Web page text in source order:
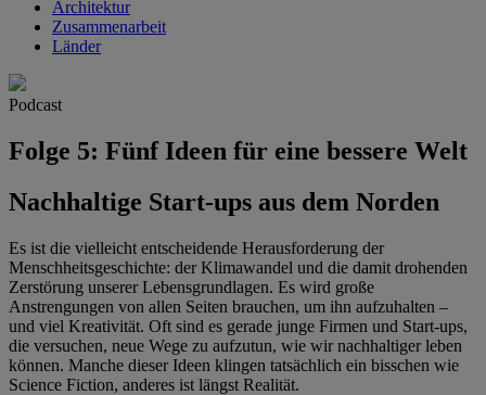
Architektur
Zusammenarbeit
Länder
Podcast
Folge 5: Fünf Ideen für eine bessere Welt
Nachhaltige Start-ups aus dem Norden
Es ist die vielleicht entscheidende Herausforderung der
Menschheitsgeschichte: der Klimawandel und die damit drohenden
Zerstörung unserer Lebensgrundlagen. Es wird große
Anstrengungen von allen Seiten brauchen, um ihn aufzuhalten –
und viel Kreativität. Oft sind es gerade junge Firmen und Start-ups,
die versuchen, neue Wege zu aufzutun, wie wir nachhaltiger leben
können. Manche dieser Ideen klingen tatsächlich ein bisschen wie
Science Fiction, anderes ist längst Realität.